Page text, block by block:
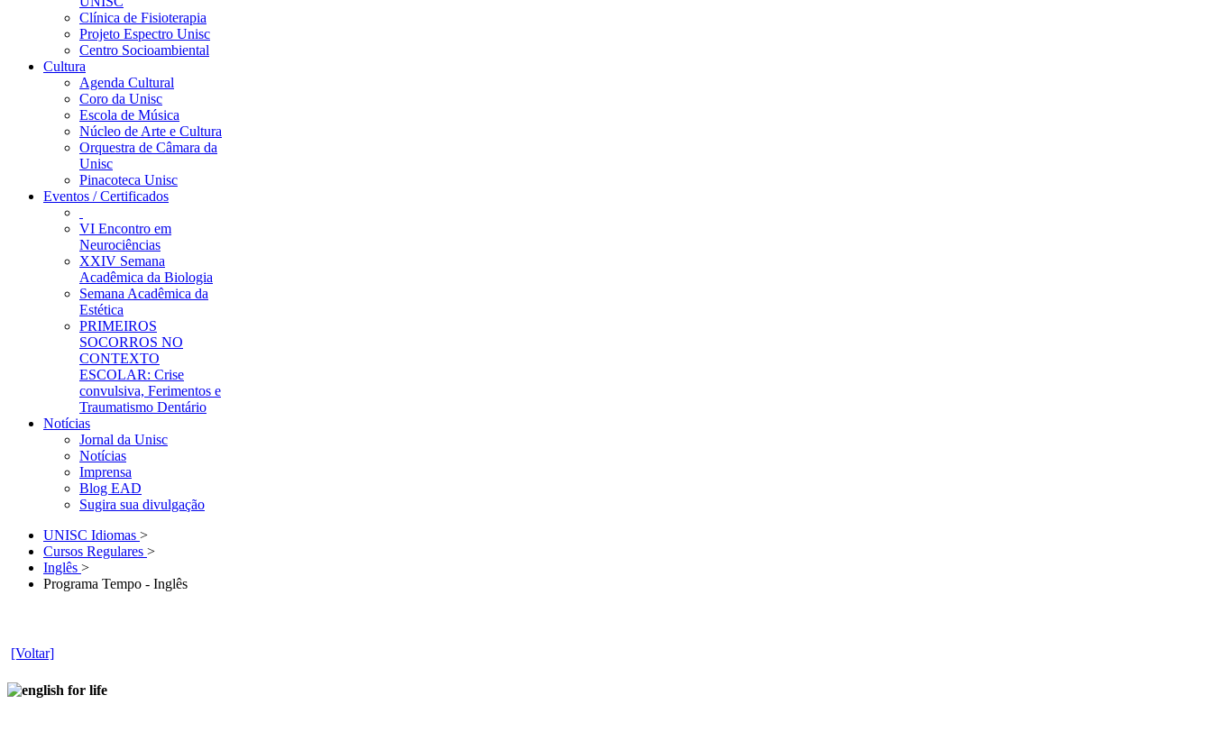
Clínica de Fisioterapia
Projeto Espectro Unisc
Centro Socioambiental
Cultura
Agenda Cultural
Coro da Unisc
Escola de Música
Núcleo de Arte e Cultura
Orquestra de Câmara da
Unisc
Pinacoteca Unisc
Eventos / Certificados
VI Encontro em
Neurociências
XXIV Semana
Acadêmica da Biologia
Semana Acadêmica da
Estética
PRIMEIROS
SOCORROS NO
CONTEXTO
ESCOLAR: Crise
convulsiva, Ferimentos e
Traumatismo Dentário
Notícias
Jornal da Unisc
Notícias
Imprensa
Blog EAD
Sugira sua divulgação
UNISC Idiomas >
Cursos Regulares >
Inglês >
Programa Tempo - Inglês
[Voltar]